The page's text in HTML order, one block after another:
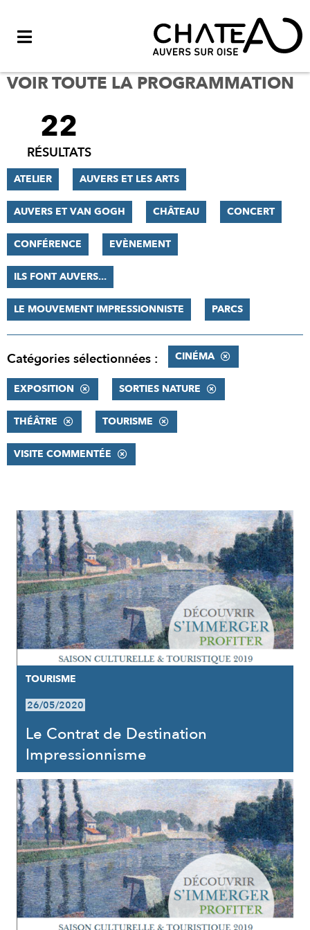
VOIR TOUTE LA PROGRAMMATION
FILTRER
RÉSULTATS
22
RÉSULTATS
ATELIER AUVERS ET LES ARTS
AUVERS ET VAN GOGH CHÂTEAU CONCERT
CONFÉRENCE EVÈNEMENT
ILS FONT AUVERS...
LE MOUVEMENT IMPRESSIONNISTE PARCS
Catégories sélectionnées : CINÉMA
EXPOSITION SORTIES NATURE
THÉÂTRE TOURISME
VISITE COMMENTÉE
RÉSULTATS
TOURISME
26/05/2020
Le Contrat de Destination
Impressionnisme